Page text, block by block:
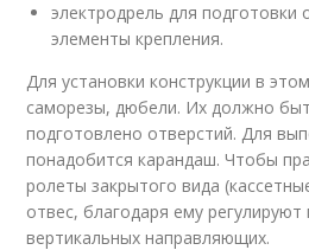
электродрель для подготовки
элементы крепления.
Для установки конструкции в
саморезы, дюбели. Их должно
подготовлено отверстий. Для
понадобится карандаш. Чтобы
ролеты закрытого вида
отвес, благодаря ему
вертикальных направляющих.